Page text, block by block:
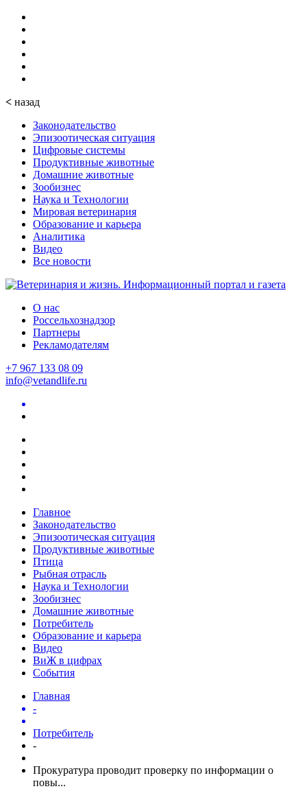
< назад
Законодательство
Эпизоотическая ситуация
Цифровые системы
Продуктивные животные
Домашние животные
Зообизнес
Наука и Технологии
Мировая ветеринария
Образование и карьера
Аналитика
Видео
Все новости
О нас
Россельхознадзор
Партнеры
Рекламодателям
+7 967 133 08 09
info@vetandlife.ru
Главное
Законодательство
Эпизоотическая ситуация
Продуктивные животные
Птица
Рыбная отрасль
Наука и Технологии
Зообизнес
Домашние животные
Потребитель
Образование и карьера
Видео
ВиЖ в цифрах
События
Главная
-
Потребитель
-
Прокуратура проводит проверку по информации о
повы...